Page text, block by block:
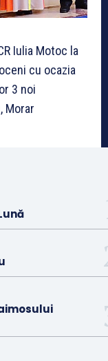
Iulia Motoc la
cu ocazia
3 noi
Morar